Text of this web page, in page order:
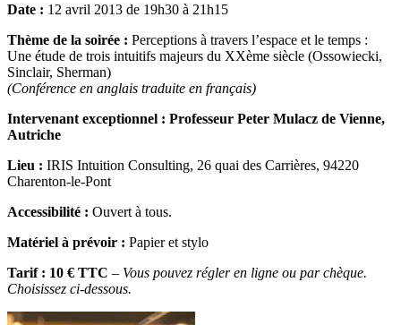
Date : 12 avril 2013 de 19h30 à 21h15
Thème de la soirée : Perceptions à travers l’espace et le temps :
Une étude de trois intuitifs majeurs du XXème siècle (Ossowiecki,
Sinclair, Sherman)
(Conférence en anglais traduite en français)
Intervenant exceptionnel : Professeur Peter Mulacz de Vienne,
Autriche
Lieu : IRIS Intuition Consulting, 26 quai des Carrières, 94220
Charenton-le-Pont
Accessibilité : Ouvert à tous.
Matériel à prévoir : Papier et stylo
Tarif : 10 € TTC – Vous pouvez régler en ligne ou par chèque.
Choisissez ci-dessous.